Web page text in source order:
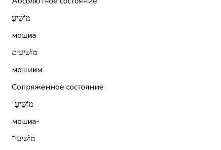
מוֹשִׁיעַ
мошиа
מוֹשִׁיעִים
мошиим
Сопряженное состояние
מוֹשִׁיעַ־
мошиа-
מוֹשִׁיעֵי־